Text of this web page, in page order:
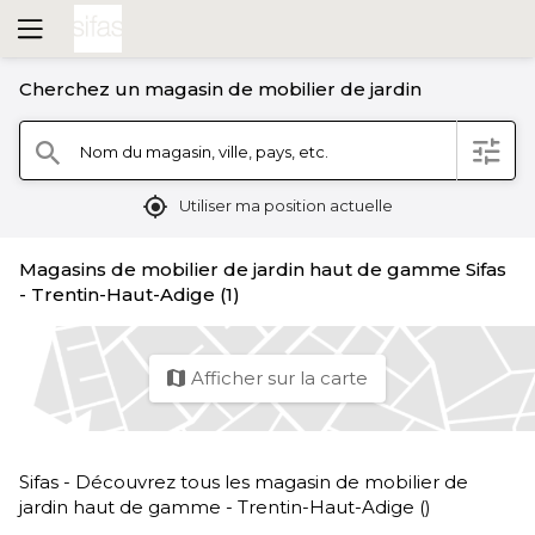
Cherchez un magasin de mobilier de jardin
search Nom du magasin, ville, pays, etc. filter
mylocation Utiliser ma position actuelle
Magasins de mobilier de jardin haut de gamme Sifas
- Trentin-Haut-Adige (1)
map Afficher sur la carte
Sifas - Découvrez tous les magasin de mobilier de
jardin haut de gamme - Trentin-Haut-Adige ()